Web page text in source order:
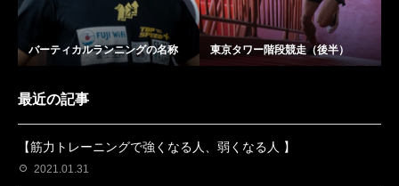
バーティカルランニングの名称 東京タワー階段競走（後半）
最近の記事
【筋力トレーニングで強くなる人、弱くなる人 】
2021.01.31